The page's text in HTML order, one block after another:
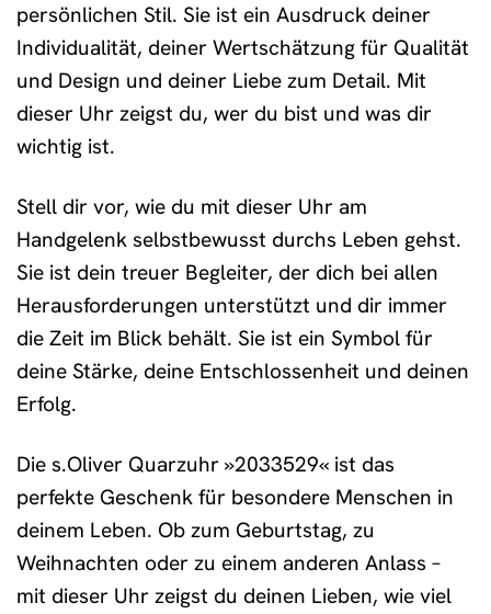
persönlichen Stil. Sie ist ein Ausdruck deiner
Individualität, deiner Wertschätzung für Qualität
und Design und deiner Liebe zum Detail. Mit
dieser Uhr zeigst du, wer du bist und was dir
wichtig ist.
Stell dir vor, wie du mit dieser Uhr am
Handgelenk selbstbewusst durchs Leben gehst.
Sie ist dein treuer Begleiter, der dich bei allen
Herausforderungen unterstützt und dir immer
die Zeit im Blick behält. Sie ist ein Symbol für
deine Stärke, deine Entschlossenheit und deinen
Erfolg.
Die s.Oliver Quarzuhr »2033529« ist das
perfekte Geschenk für besondere Menschen in
deinem Leben. Ob zum Geburtstag, zu
Weihnachten oder zu einem anderen Anlass –
mit dieser Uhr zeigst du deinen Lieben, wie viel